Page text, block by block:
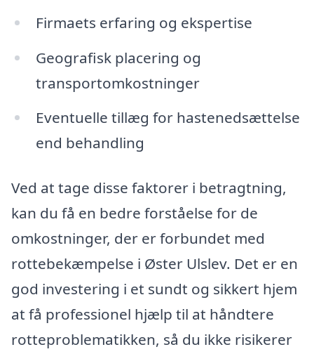
Firmaets erfaring og ekspertise
Geografisk placering og
transportomkostninger
Eventuelle tillæg for hastenedsættelse
end behandling
Ved at tage disse faktorer i betragtning,
kan du få en bedre forståelse for de
omkostninger, der er forbundet med
rottebekæmpelse i Øster Ulslev. Det er en
god investering i et sundt og sikkert hjem
at få professionel hjælp til at håndtere
rotteproblematikken, så du ikke risikerer